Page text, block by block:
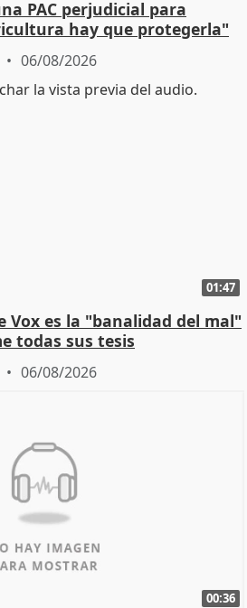
PAC perjudicial para
hay que protegerla"
06/08/2026
01:47
Vox es la "banalidad del mal"
todas sus tesis
06/08/2026
00:36